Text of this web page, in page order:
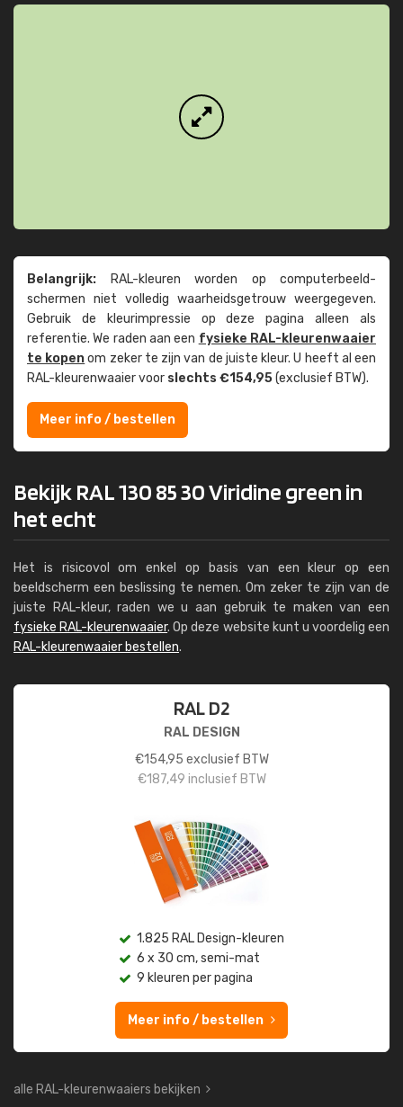
Belangrijk: RAL-kleuren worden op computer­beeld­
schermen niet volledig waarheids­­getrouw weer­gegeven.
Gebruik de kleur­impressie op deze pagina alleen als
referentie. We raden aan een fysieke RAL-kleuren­waaier
te kopenom zeker te zijn van de juiste kleur. U heeft al een
RAL-kleuren­waaier voor slechts €154,95(exclusief BTW).
Meer info / bestellen
Bekijk RAL 130 85 30 Viridine green in
het echt
Het is risicovol om enkel op basis van een kleur op een
beeldscherm een beslissing te nemen. Om zeker te zijn van de
juiste RAL-kleur, raden we u aan gebruik te maken van een
fysieke RAL-kleurenwaaier. Op deze website kunt u voordelig een
RAL-kleurenwaaier bestellen.
RAL D2
RAL DESIGN
€154,95 exclusief BTW
€187,49 inclusief BTW
1.825 RAL Design-kleuren
6 x 30 cm, semi-mat
9 kleuren per pagina
Meer info / bestellen
alle RAL-kleurenwaaiers bekijken